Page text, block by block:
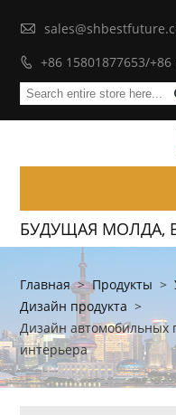

 +86 15801877653/+86
БУДУЩАЯ
Главная > Продукты >
Дизайн продукта >
Дизайн автомобильных
интерьера